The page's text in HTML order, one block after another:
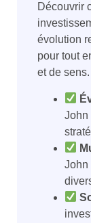
Découvrir
évolution
pour tout
et de sens.
John
John